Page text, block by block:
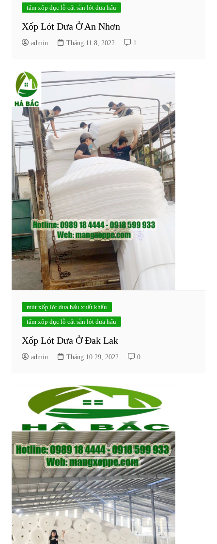
tấm xốp đục lỗ cắt sẵn lót dưa hấu
Xốp Lót Dưa Ở An Nhơn
admin Tháng 11 8, 2022 1
mút xốp lót dưa hấu xuất khẩu
tấm xốp đục lỗ cắt sẵn lót dưa hấu
Xốp Lót Dưa Ở Đak Lak
admin Tháng 10 29, 2022 0